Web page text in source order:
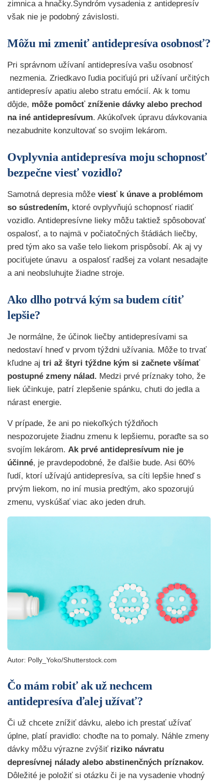
zimnica a hnačky.Syndróm vysadenia z antidepresív
však nie je podobný závislosti.
Môžu mi zmeniť antidepresíva osobnosť?
Pri správnom užívaní antidepresíva vašu osobnosť
nezmenia. Zriedkavo ľudia pociťujú pri užívaní určitých
antidepresív apatiu alebo stratu emócií. Ak k tomu
dôjde, môže pomôcť zníženie dávky alebo prechod
na iné antidepresívum. Akúkoľvek úpravu dávkovania
nezabudnite konzultovať so svojim lekárom.
Ovplyvnia antidepresíva moju schopnosť
bezpečne viesť vozidlo?
Samotná depresia môže viesť k únave a problémom
so sústredením, ktoré ovplyvňujú schopnosť riadiť
vozidlo. Antidepresívne lieky môžu taktiež spôsobovať
ospalosť, a to najmä v počiatočných štádiách liečby,
pred tým ako sa vaše telo liekom prispôsobí. Ak aj vy
pociťujete únavu a ospalosť radšej za volant nesadajte
a ani neobsluhujte žiadne stroje.
Ako dlho potrvá kým sa budem cítiť
lepšie?
Je normálne, že účinok liečby antidepresívami sa
nedostaví hneď v prvom týždni užívania. Môže to trvať
kľudne aj tri až štyri týždne kým si začnete všímať
postupné zmeny nálad. Medzi prvé príznaky toho, že
liek účinkuje, patrí zlepšenie spánku, chuti do jedla a
nárast energie.
V prípade, že ani po niekoľkých týždňoch
nespozorujete žiadnu zmenu k lepšiemu, poraďte sa so
svojím lekárom. Ak prvé antidepresívum nie je
účinné, je pravdepodobné, že ďalšie bude. Asi 60%
ľudí, ktorí užívajú antidepresíva, sa cíti lepšie hneď s
prvým liekom, no iní musia predtým, ako spozorujú
zmenu, vyskúšať viac ako jeden druh.
Autor: Polly_Yoko/Shutterstock.com
Čo mám robiť ak už nechcem
antidepresíva ďalej užívať?
Či už chcete znížiť dávku, alebo ich prestať užívať
úplne, platí pravidlo: choďte na to pomaly. Náhle zmeny
dávky môžu výrazne zvýšiťriziko návratu
depresívnej nálady alebo abstinenčných príznakov.
Dôležité je položiť si otázku či je na vysadenie vhodný